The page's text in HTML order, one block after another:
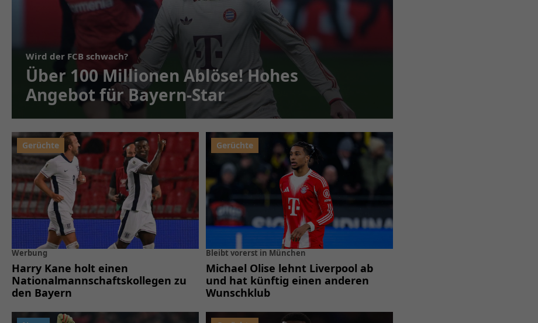
Wird der FCB schwach?
Über 100 Millionen Ablöse! Hohes
Angebot für Bayern-Star
Werbung
Harry Kane holt einen
Nationalmannschaftskollegen zu
den Bayern
Bleibt vorerst in München
Michael Olise lehnt Liverpool ab
und hat künftig einen anderen
Wunschklub